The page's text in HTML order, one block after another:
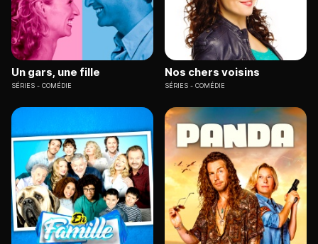
Un gars, une fille
SÉRIES COMÉDIE
Nos chers voisins
SÉRIES COMÉDIE